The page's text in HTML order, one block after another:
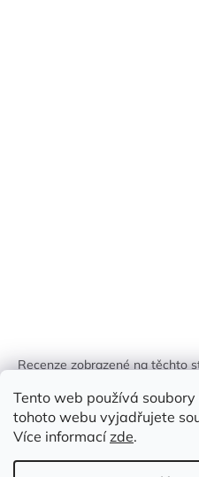
Tento web používá
tohoto webu vyjadřujete
Více informacízde.
Recenze zobrazené na těchto
identifikován.